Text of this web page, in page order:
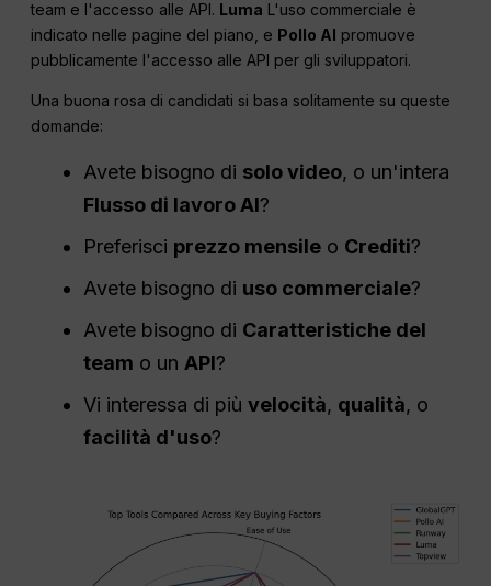
team e l'accesso alle API. Luma L'uso commerciale è
indicato nelle pagine del piano, e Pollo AI promuove
pubblicamente l'accesso alle API per gli sviluppatori.
Una buona rosa di candidati si basa solitamente su queste
domande:
Avete bisogno di solo video, o un'intera
Flusso di lavoro AI?
Preferisci prezzo mensile o Crediti?
Avete bisogno di uso commerciale?
Avete bisogno di Caratteristiche del
team o unAPI?
Vi interessa di piùvelocità, qualità, o
facilità d'uso?